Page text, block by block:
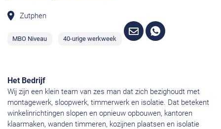
Zutphen
MBO Niveau 40-urige werkweek
Het Bedrijf
Wij zijn een klein team van zes man dat zich bezighoudt met
montagewerk, sloopwerk, timmerwerk en isolatie. Dat betekent
winkelinrichtingen slopen en opnieuw opbouwen, kantoren
klaarmaken, wanden timmeren, kozijnen plaatsen en isolatie